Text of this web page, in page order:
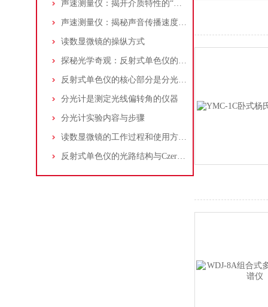
声速测量仪：揭开介质特性的“声音密码破译者”
声速测量仪：揭秘声音传播速度的神秘面纱
读数显微镜的操纵方式
探秘光学奇观：反射式单色仪的原理与应用
反射式单色仪的核心部分是分光系统决定了仪器的性能和精度
分光计是测定光线偏转角的仪器
分光计实验内容与步骤
读数显微镜的工作过程和使用方法介绍
反射式单色仪的光路结构与Czerny-Turner构型选型